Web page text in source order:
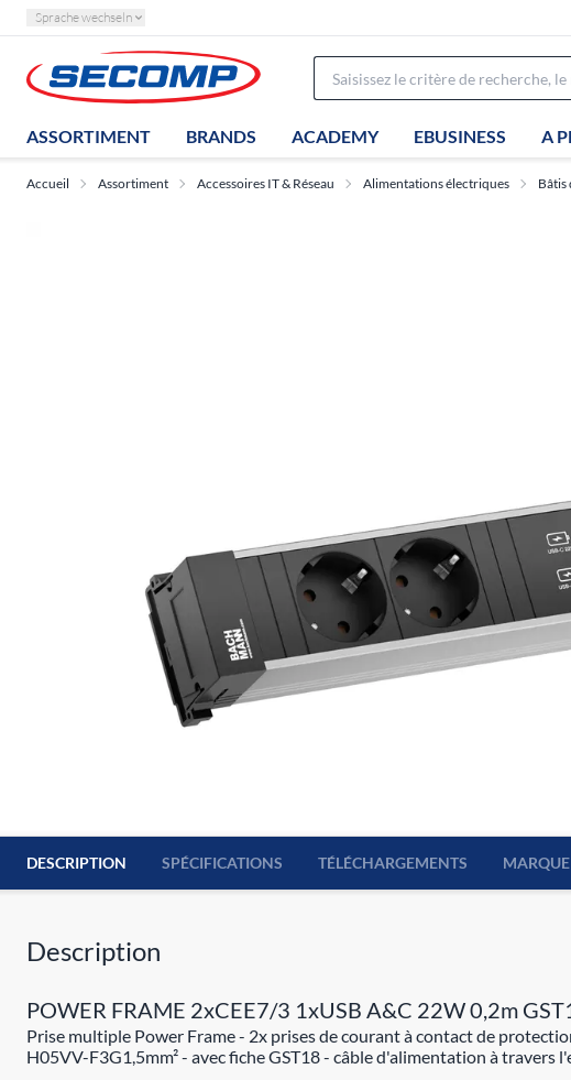
Sprache wechseln
ASSORTIMENT BRANDS ACADEMY EBUSINESS A
Accueil Assortiment Accessoires IT & Réseau Alimentations électriques Bâtis
DESCRIPTION SPÉCIFICATIONS TÉLÉCHARGEMENTS MARQUE
Description
POWER FRAME 2xCEE7/3 1xUSB A&C 22W 0,2m
Prise multiple Power Frame - 2x prises de courant à contact de
H05VV-F3G1,5mm² - avec fiche GST18 - câble d'alimentation à travers